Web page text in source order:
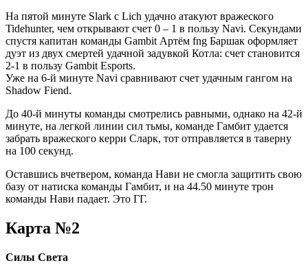
На пятой минуте Slark с Lich удачно атакуют вражеского
Tidehunter, чем открывают счет 0 – 1 в пользу Navi. Секундами
спустя капитан команды Gambit Артём fng Баршак оформляет
дуэт из двух смертей удачной задувкой Котла: счет становится
2-1 в пользу Gambit Esports.
Уже на 6-й минуте Navi сравнивают счет удачным гангом на
Shadow Fiend.
До 40-й минуты команды смотрелись равными, однако на 42-й
минуте, на легкой линии сил тьмы, команде Гамбит удается
забрать вражеского керри Сларк, тот отправляется в таверну
на 100 секунд.
Оставшись вчетвером, команда Нави не смогла защитить свою
базу от натиска команды Гамбит, и на 44.50 минуте трон
команды Нави падает. Это ГГ.
Карта №2
Силы Света